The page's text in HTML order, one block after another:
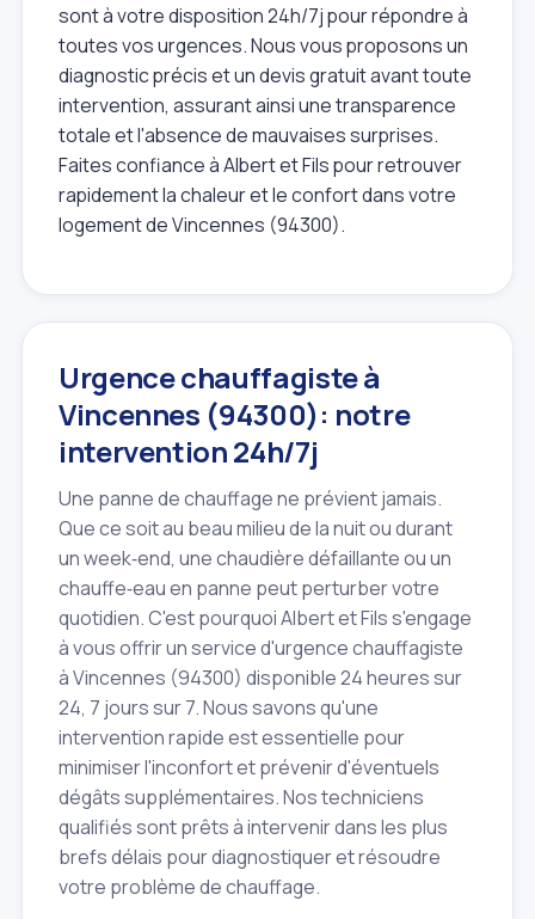
sont à votre disposition 24h/7j pour répondre à
toutes vos urgences. Nous vous proposons un
diagnostic précis et un devis gratuit avant toute
intervention, assurant ainsi une transparence
totale et l'absence de mauvaises surprises.
Faites confiance à Albert et Fils pour retrouver
rapidement la chaleur et le confort dans votre
logement de Vincennes (94300).
Urgence chauffagiste à
Vincennes (94300): notre
intervention 24h/7j
Une panne de chauffage ne prévient jamais.
Que ce soit au beau milieu de la nuit ou durant
un week‑end, une chaudière défaillante ou un
chauffe‑eau en panne peut perturber votre
quotidien. C'est pourquoi Albert et Fils s'engage
à vous offrir un service d'urgence chauffagiste
à Vincennes (94300) disponible 24 heures sur
24, 7 jours sur 7. Nous savons qu'une
intervention rapide est essentielle pour
minimiser l'inconfort et prévenir d'éventuels
dégâts supplémentaires. Nos techniciens
qualifiés sont prêts à intervenir dans les plus
brefs délais pour diagnostiquer et résoudre
votre problème de chauffage.